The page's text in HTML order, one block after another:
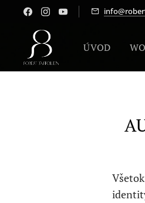
ÚVOD